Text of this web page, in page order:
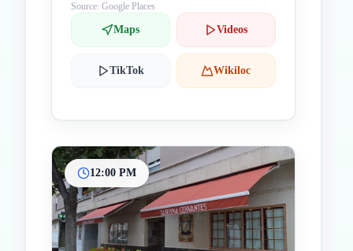
Source: Google Places
Maps Videos
TikTok Wikiloc
12:00 PM